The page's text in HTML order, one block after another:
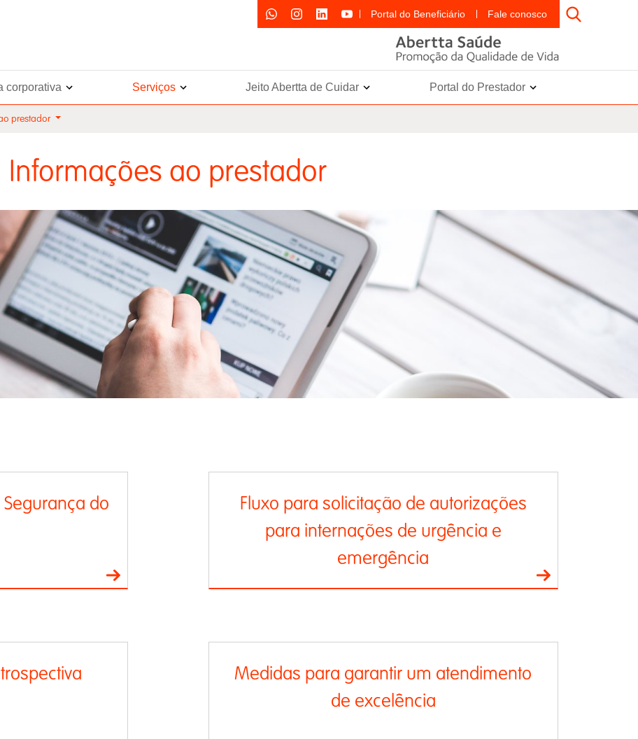
Portal do Beneficiário Fale conosco
corporativa Serviços Jeito Abertta de Cuidar Portal do Prestador
prestador
Informações ao prestador
do
Fluxo para solicitação de autorizações
para internações de urgência e
emergência
Medidas para garantir um atendimento
de excelência